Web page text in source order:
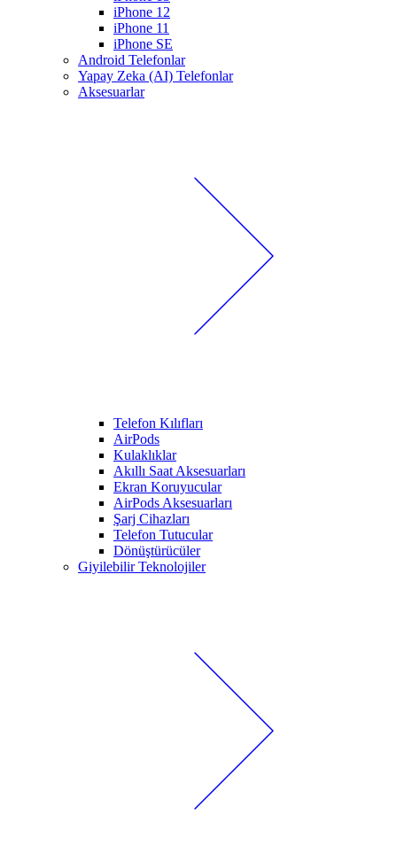
iPhone 12
iPhone 11
iPhone SE
Android Telefonlar
Yapay Zeka (AI) Telefonlar
Aksesuarlar
Telefon Kılıfları
AirPods
Kulaklıklar
Akıllı Saat Aksesuarları
Ekran Koruyucular
AirPods Aksesuarları
Şarj Cihazları
Telefon Tutucular
Dönüştürücüler
Giyilebilir Teknolojiler